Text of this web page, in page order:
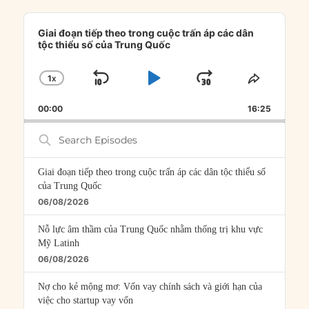
Audio
Player
Giai đoạn tiếp theo trong cuộc trấn áp các dân
tộc thiểu số của Trung Quốc
CHANGE
RATE
1X
SKIP
PLAYJUMP
FORWARD
SHARE
00:00 16:25
Search
Episodes
Giai đoạn tiếp theo trong cuộc trấn áp các dân tộc thiểu số
của Trung Quốc
06/08/2026
Nỗ lực âm thầm của Trung Quốc nhằm thống trị khu vực
Mỹ Latinh
06/08/2026
Nợ cho kẻ mộng mơ: Vốn vay chính sách và giới hạn của
việc cho startup vay vốn